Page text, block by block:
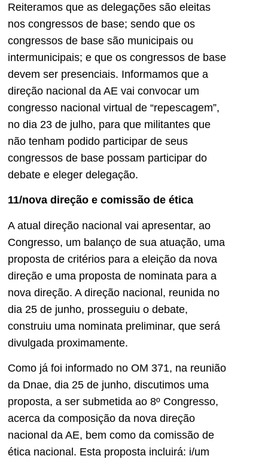
Reiteramos que as delegações são eleitas
nos congressos de base; sendo que os
congressos de base são municipais ou
intermunicipais; e que os congressos de base
devem ser presenciais. Informamos que a
direção nacional da AE vai convocar um
congresso nacional virtual de “repescagem”,
no dia 23 de julho, para que militantes que
não tenham podido participar de seus
congressos de base possam participar do
debate e eleger delegação.
11/nova direção e comissão de ética
A atual direção nacional vai apresentar, ao
Congresso, um balanço de sua atuação, uma
proposta de critérios para a eleição da nova
direção e uma proposta de nominata para a
nova direção. A direção nacional, reunida no
dia 25 de junho, prosseguiu o debate,
construiu uma nominata preliminar, que será
divulgada proximamente.
Como já foi informado no OM 371, na reunião
da Dnae, dia 25 de junho, discutimos uma
proposta, a ser submetida ao 8º Congresso,
acerca da composição da nova direção
nacional da AE, bem como da comissão de
ética nacional. Esta proposta incluirá: i/um